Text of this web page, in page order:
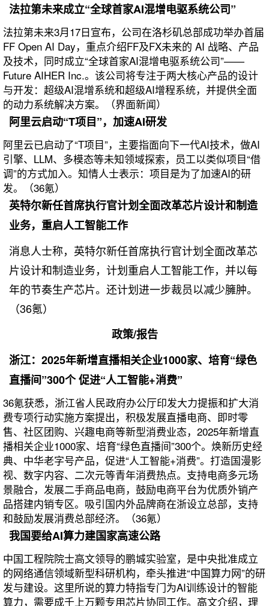
法拉第未来成立“全球首家AI混增电驱系统公司”
法拉第未来3月17日宣布，公司在洛杉矶总部成功举办首届
FF Open AI Day，重点介绍FF及FX未来的 AI 战略、产品
及技术，同时成立“全球首家AI混增电驱系统公司”——
Future AIHER Inc.。该公司将专注于两大核心产品的设计
与开发：超级AI混增系统和超级AI增程系统，并提供全面
的动力系统解决方案。（界面新闻）
阿里云启动“T项目”，加速AI研发
阿里云已启动了“T项目”，主要指面向下一代AI技术，做AI
引擎、LLM、多模态等未知领域探索，员工以类似项目“借
调”的方式加入。知情人士表示：项目是为了加速AI的研
发。（36氪）
英特尔新任首席执行官计划全面改革芯片设计和制造
业务，重启人工智能工作
消息人士称，英特尔新任首席执行官计划全面改革芯
片设计和制造业务，计划重启人工智能工作，并以每
年的节奏生产芯片。还计划进一步裁员以减少臃肿。
（36氪）
政策/报告
浙江：2025年新增直播相关企业1000家、培育“绿色
直播间”300个 促进“人工智能+消费”
36氪获悉，浙江省人民政府办公厅印发大力提振和扩大消
费专项行动实施方案提出，积极发展直播电商、即时零
售、社区团购、兴趣电商等新型消费业态，2025年新增直
播相关企业1000家、培育“绿色直播间”300个。焕新历史经
典、中华老字号产品，促进“人工智能+消费”。打造国漫影
视、数字内容、二次元等青年消费热点。支持电商多元场
景融合，发展二手商品电商，鼓励电商平台为优质外销产
品搭建内销专区。吸引国内外品牌商在浙设立总部，支持
和鼓励发展消费总部经济。（36氪）
我国要给AI算力建国家高速公路
中国工程院院士高文领导的鹏城实验室，是中央批准成立
的网络通信领域新型科研机构，牵头推进“中国算力网”的研
发与建设。这里所说的算力特指专门为AI训练设计的智能
算力，需要成千上万颗专用芯片协同工作。高文介绍，理